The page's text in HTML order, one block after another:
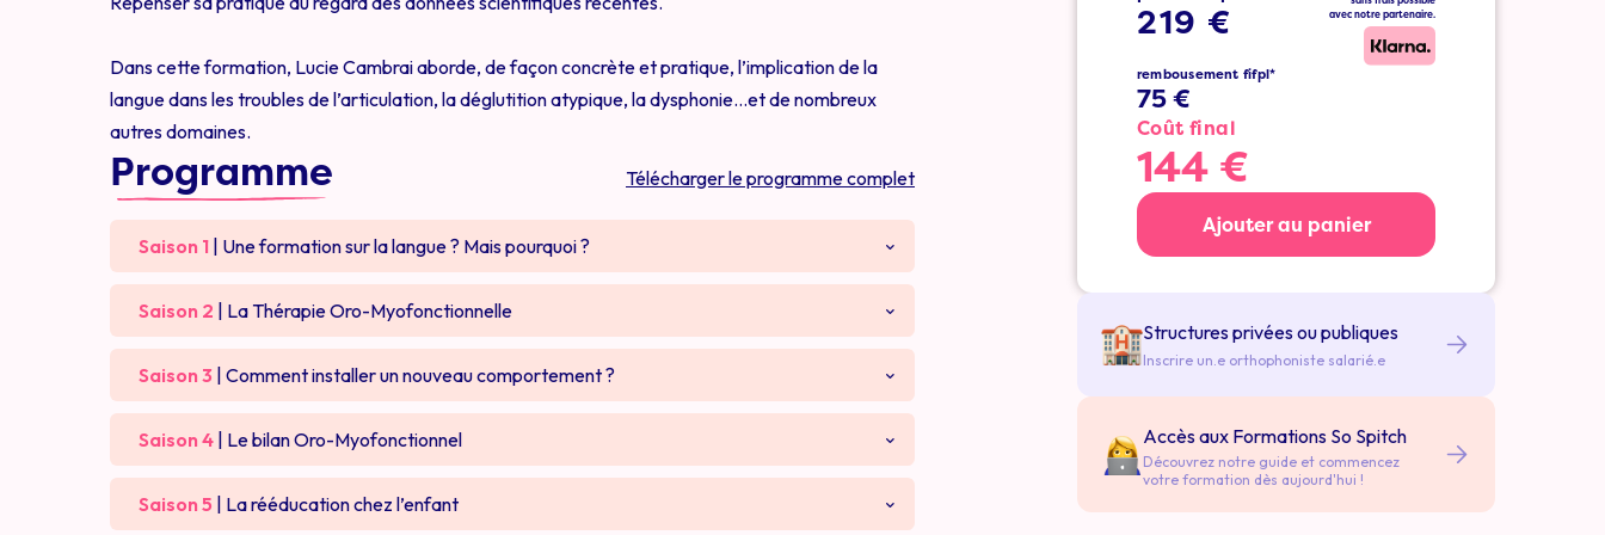
Dans cette formation, Lucie Cambrai aborde, de façon concrète et pratique, l’implication de la
langue dans les troubles de l’articulation, la déglutition atypique, la dysphonie…et de nombreux
autres domaines.
Programme Télécharger le programme complet
Saison 1 | Une formation sur la langue ? Mais pourquoi ?
Questionnaire de début de formation
E 1 : Pourquoi une formation sur la langue?
E 3 : Un autre regard
Saison 2 | La Thérapie Oro-Myofonctionnelle
E 1 : Les troubles oro-myofonctionnels
E 2 : Une animation pour mieux comprendre
Saison 3 | Comment installer un nouveau comportement ?
E 1 : 3 étapes pour un nouveau comportement
E 2 : Les limites du volontaire
Saison 4 | Le bilan Oro-Myofonctionnel
E 1 : Le bilan de la ventilation
Saison 5 | La rééducation chez l’enfant
219 €
avec notre partenaire.
rembousement fifpl*
75 €
Coût final
144 €
Ajouter au panier
Structures privées ou publiques
Inscrire un.e orthophoniste salarié.e
Accès aux Formations So Spitch
Découvrez notre guide et commencez
votre formation dès aujourd'hui !